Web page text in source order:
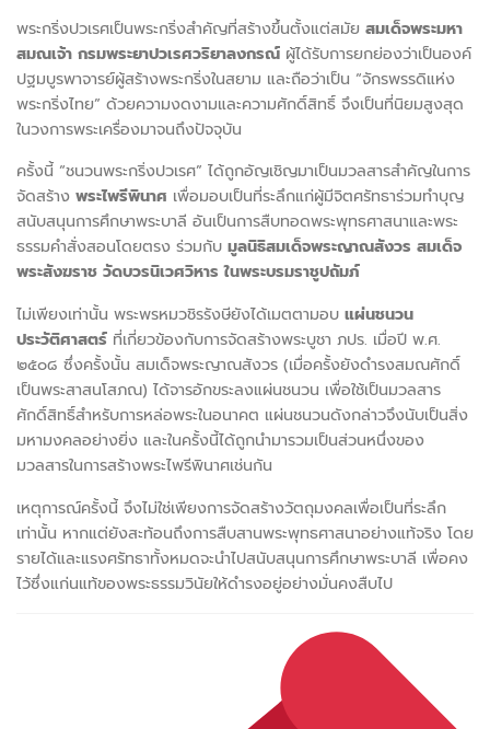
พระกริ่งปวเรศเป็นพระกริ่งสำคัญที่สร้างขึ้นตั้งแต่สมัย สมเด็จพระมหา
สมณเจ้า กรมพระยาปวเรศวริยาลงกรณ์ ผู้ได้รับการยกย่องว่าเป็นองค์
ปฐมบูรพาจารย์ผู้สร้างพระกริ่งในสยาม และถือว่าเป็น “จักรพรรดิแห่ง
พระกริ่งไทย” ด้วยความงดงามและความศักดิ์สิทธิ์ จึงเป็นที่นิยมสูงสุด
ในวงการพระเครื่องมาจนถึงปัจจุบัน
ครั้งนี้ “ชนวนพระกริ่งปวเรศ” ได้ถูกอัญเชิญมาเป็นมวลสารสำคัญในการ
จัดสร้าง พระไพรีพินาศ เพื่อมอบเป็นที่ระลึกแก่ผู้มีจิตศรัทธาร่วมทำบุญ
สนับสนุนการศึกษาพระบาลี อันเป็นการสืบทอดพระพุทธศาสนาและพระ
ธรรมคำสั่งสอนโดยตรง ร่วมกับ มูลนิธิสมเด็จพระญาณสังวร สมเด็จ
พระสังฆราช วัดบวรนิเวศวิหาร ในพระบรมราชูปถัมภ์
ไม่เพียงเท่านั้น พระพรหมวชิรรังษียังได้เมตตามอบ แผ่นชนวน
ประวัติศาสตร์ ที่เกี่ยวข้องกับการจัดสร้างพระบูชา ภปร. เมื่อปี พ.ศ.
๒๕๐๘ ซึ่งครั้งนั้น สมเด็จพระญาณสังวร (เมื่อครั้งยังดำรงสมณศักดิ์
เป็นพระสาสนโสภณ) ได้จารอักขระลงแผ่นชนวน เพื่อใช้เป็นมวลสาร
ศักดิ์สิทธิ์สำหรับการหล่อพระในอนาคต แผ่นชนวนดังกล่าวจึงนับเป็นสิ่ง
มหามงคลอย่างยิ่ง และในครั้งนี้ได้ถูกนำมารวมเป็นส่วนหนึ่งของ
มวลสารในการสร้างพระไพรีพินาศเช่นกัน
เหตุการณ์ครั้งนี้ จึงไม่ใช่เพียงการจัดสร้างวัตถุมงคลเพื่อเป็นที่ระลึก
เท่านั้น หากแต่ยังสะท้อนถึงการสืบสานพระพุทธศาสนาอย่างแท้จริง โดย
รายได้และแรงศรัทธาทั้งหมดจะนำไปสนับสนุนการศึกษาพระบาลี เพื่อคง
ไว้ซึ่งแก่นแท้ของพระธรรมวินัยให้ดำรงอยู่อย่างมั่นคงสืบไป